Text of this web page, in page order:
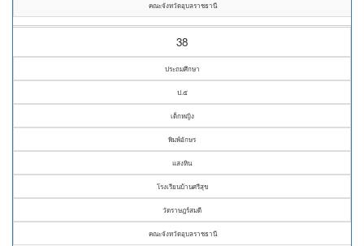
คณะจังหวัดอุบลราชธานี
38
ประถมศึกษา
ป.๕
เด็กหญิง
พิมพ์อักษร
แสงหิน
โรงเรียนบ้านศรีสุข
วัดราษฎร์สมดี
คณะจังหวัดอุบลราชธานี